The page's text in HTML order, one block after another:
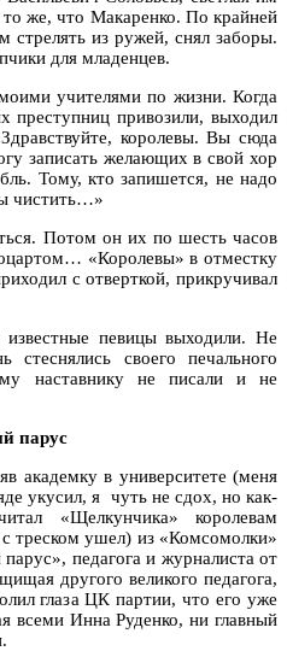
же, что Макаренко. По крайней
стрелять из ружей, снял заборы.
для младенцев.
учителями по жизни. Когда
преступниц привозили, выходил
королевы. Вы сюда
записать желающих в свой хор
Тому, кто запишется, не надо
чистить…»
Потом он их по шесть часов
«Королевы» в отместку
с отверткой, прикручивал
певицы выходили. Не
своего печального
наставнику не писали и не
парус
академку в университете (меня
укусил, я чуть не сдох, но как-
«Щелкунчика» королевам
треском ушел) из «Комсомолки»
педагога и журналиста от
другого великого педагога,
глаза ЦК партии, что его уже
всеми Инна Руденко, ни главный